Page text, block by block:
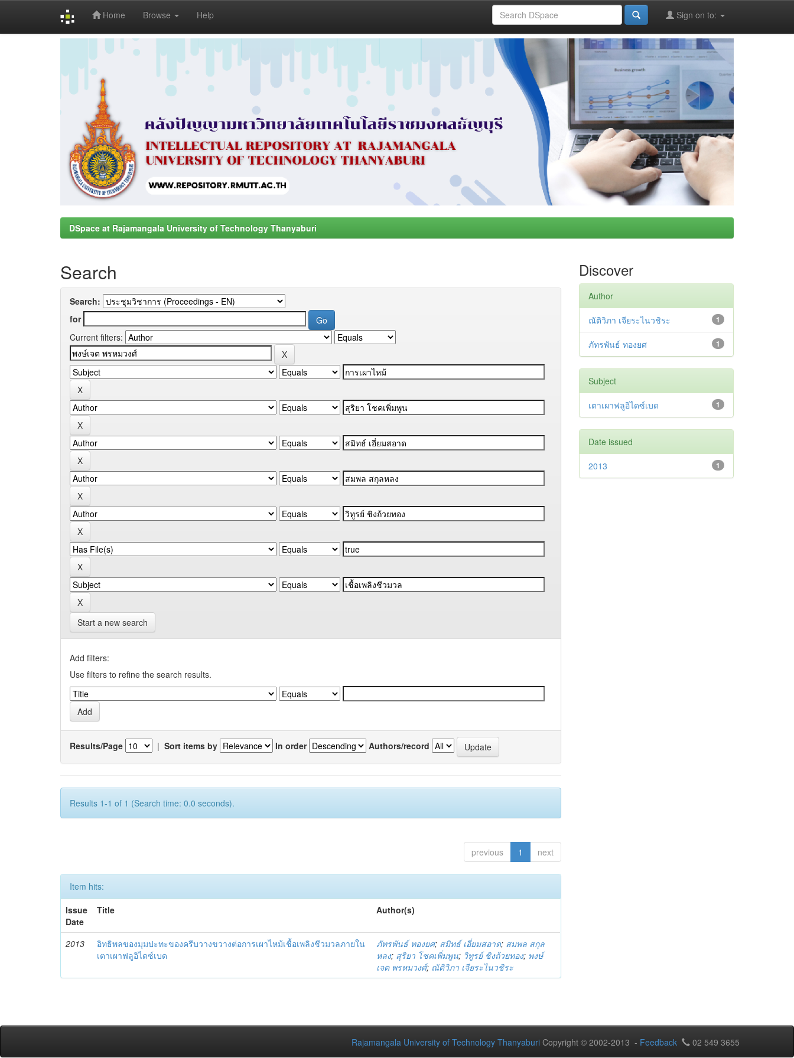
Home Browse Help Sign on to:
DSpace at Rajamangala University of Technology Thanyaburi
Search
Search:
for
Current filters:
Start a new search
Add filters:
Use filters to refine the search results.
Results/Page | Sort items by In order Authors/record
Results 1-1 of 1 (Search time: 0.0 seconds).
previous 1 next
Item hits:
Issue
Date
Title Author(s)
2013
อิทธิพลของมุมปะทะของครีบวางขวางต่อการเผาไหม้เชื้อเพลิงชีวมวลภายใน
เตาเผาฟลูอิไดซ์เบด
ภัทรพันธ์ ทองยศ; สมิทธ์ เอี่ยมสอาด; สมพล สกุล
หลง; สุริยา โชคเพิ่มพูน; วิทูรย์ ชิงถ้วยทอง; พงษ์
เจต พรหมวงศ์; ณัติวิภา เจียระไนวชิระ
Discover
Author
1
ณัติวิภา เจียระไนวชิระ
1
ภัทรพันธ์ ทองยศ
Subject
1
เตาเผาฟลูอิไดซ์เบด
Date issued
1
2013
Rajamangala University of Technology Thanyaburi Copyright © 2002-2013 - Feedback 02 549 3655